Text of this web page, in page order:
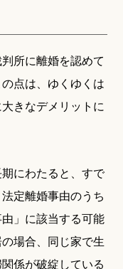
所に離婚を認めて
点は、ゆくゆくは
きなデメリットに
にわたると、すで
定離婚事由のうち
」に該当する可能
場合、同じ家で生
係が破綻している